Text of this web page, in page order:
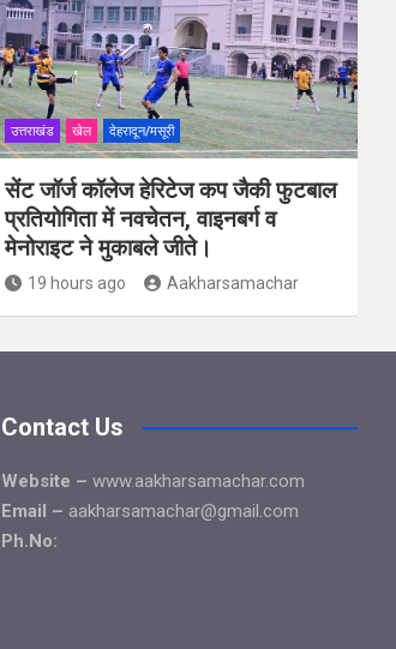
उत्तराखंड खेल देहरादून/मसूरी
सेंट जॉर्ज कॉलेज हेरिटेज कप जैकी फुटबाल
प्रतियोगिता में नवचेतन, वाइनबर्ग व
मेनोराइट ने मुकाबले जीते।
19 hours ago Aakharsamachar
Contact Us
Website – www.aakharsamachar.com
Email – aakharsamachar@gmail.com
Ph.No: